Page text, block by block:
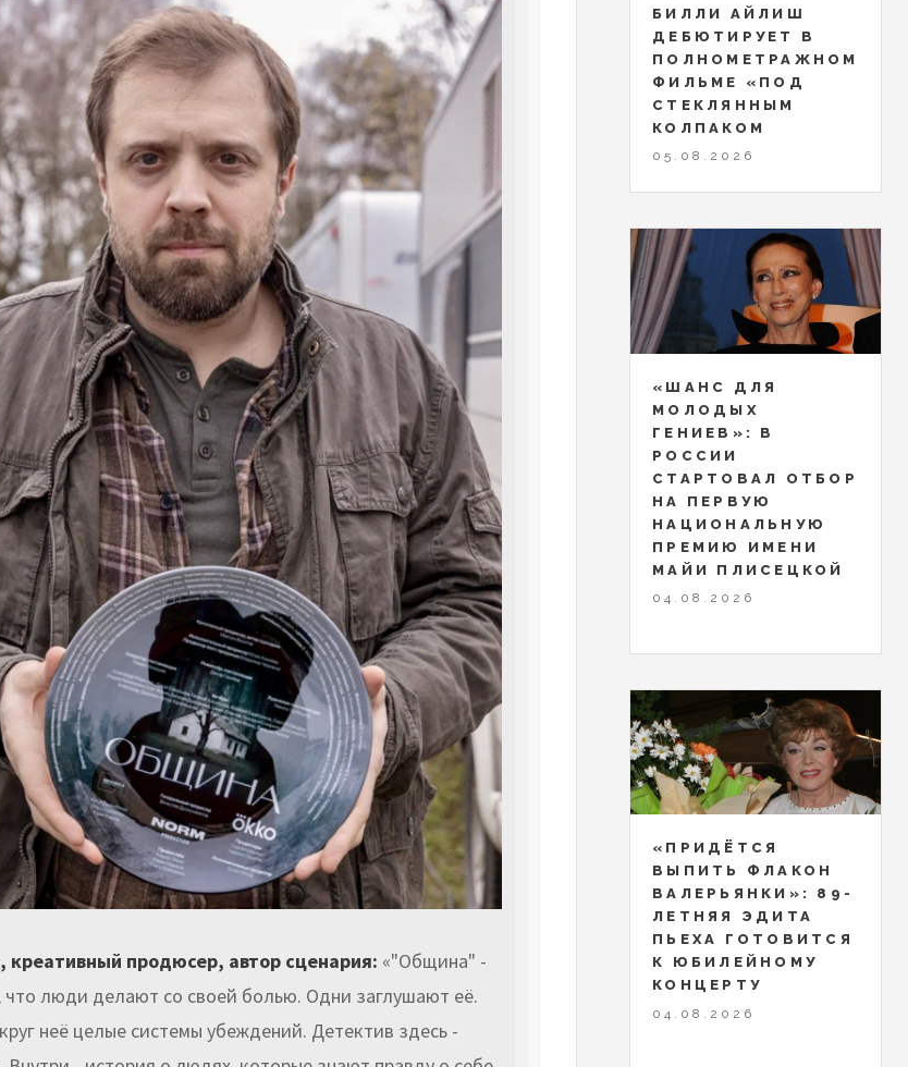
креативный продюсер, автор сценария: «"Община" -
что люди делают со своей болью. Одни заглушают её.
неё целые системы убеждений. Детектив здесь -
БИЛЛИ АЙЛИШ
ДЕБЮТИРУЕТ В
ПОЛНОМЕТРАЖНОМ
ФИЛЬМЕ «ПОД
СТЕКЛЯННЫМ
КОЛПАКОМ
05.08.2026
«ШАНС ДЛЯ
МОЛОДЫХ
ГЕНИЕВ»: В
РОССИИ
СТАРТОВАЛ ОТБОР
НА ПЕРВУЮ
НАЦИОНАЛЬНУЮ
ПРЕМИЮ ИМЕНИ
МАЙИ ПЛИСЕЦКОЙ
04.08.2026
«ПРИДЁТСЯ
ВЫПИТЬ ФЛАКОН
ВАЛЕРЬЯНКИ»: 89-
ЛЕТНЯЯ ЭДИТА
ПЬЕХА ГОТОВИТСЯ
К ЮБИЛЕЙНОМУ
КОНЦЕРТУ
04.08.2026